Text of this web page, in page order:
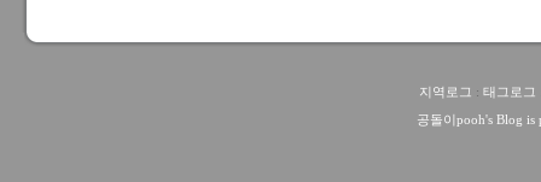
지역로그 : 태그로그
공돌이pooh's Blog is